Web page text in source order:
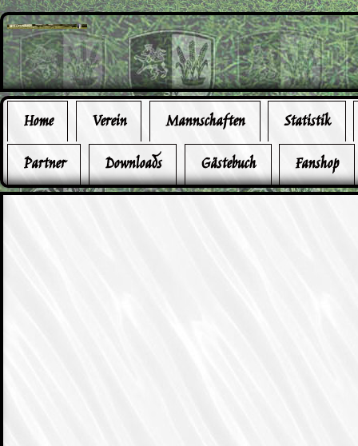
Home Verein Mannschaften
Statistik
Partner
Downloads Gästebuch Fanshop